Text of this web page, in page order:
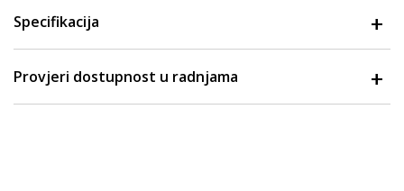
Specifikacija
Provjeri dostupnost u radnjama